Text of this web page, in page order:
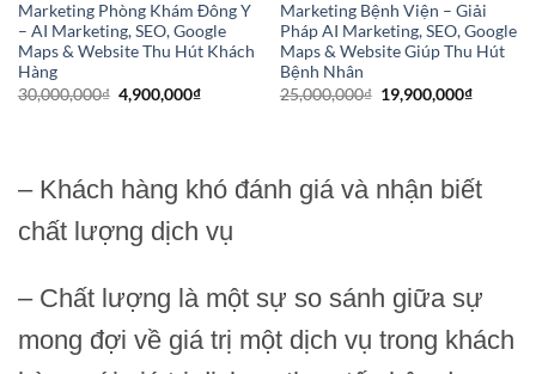
Marketing Phòng Khám Đông Y
– AI Marketing, SEO, Google
Maps & Website Thu Hút Khách
Hàng
30,000,000₫ Giá
gốc
4,900,000₫Giá
Marketing Bệnh Viện – Giải
Pháp AI Marketing, SEO, Google
Maps & Website Giúp Thu Hút
Bệnh Nhân
25,000,000₫ Giá
gốc
19,900,000₫Giá
– Khách hàng khó đánh giá và nhận biết
chất lượng dịch vụ
– Chất lượng là một sự so sánh giữa sự
mong đợi về giá trị một dịch vụ trong khách